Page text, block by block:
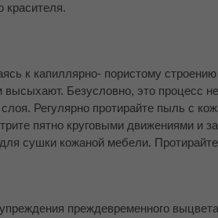
красителя.
к капиллярно- пористому
высыхают. Безусловно, это процесс
слоя. Регулярно протирайте пыль с
пятно круговыми движениями и
сушки кожаной мебели.
преждевременного